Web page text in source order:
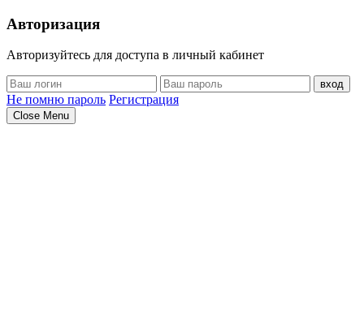
Авторизация
Авторизуйтесь для доступа в личный кабинет
вход
Не помню пароль Регистрация
Close Menu